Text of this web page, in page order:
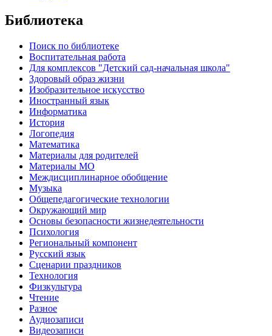
Библиотека
Поиск по библиотеке
Воспитательная работа
Для комплексов "Детский сад-начальная школа"
Здоровый образ жизни
Изобразительное искусство
Иностранный язык
Информатика
История
Логопедия
Математика
Материалы для родителей
Материалы МО
Междисциплинарное обобщение
Музыка
Общепедагогические технологии
Окружающий мир
Основы безопасности жизнедеятельности
Психология
Региональный компонент
Русский язык
Сценарии праздников
Технология
Физкультура
Чтение
Разное
Аудиозаписи
Видеозаписи